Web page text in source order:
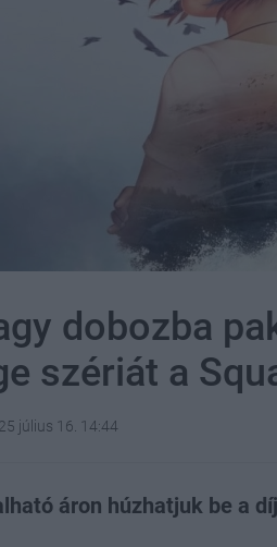
dobozba
szériát a
július 16. 14:44
áron húzhatjuk be a